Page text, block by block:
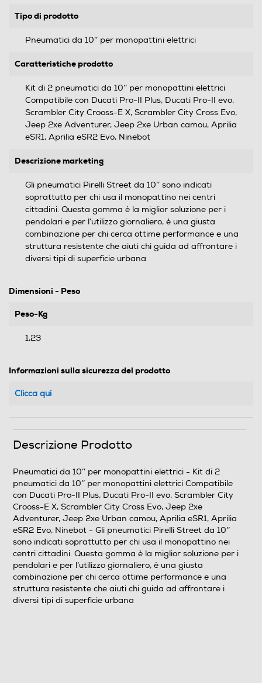
Tipo di prodotto
Pneumatici da 10’’ per monopattini elettrici
Caratteristiche prodotto
Kit di 2 pneumatici da 10’’ per monopattini elettrici
Compatibile con Ducati Pro-II Plus, Ducati Pro-II evo,
Scrambler City Crooss-E X, Scrambler City Cross Evo,
Jeep 2xe Adventurer, Jeep 2xe Urban camou, Aprilia
eSR1, Aprilia eSR2 Evo, Ninebot
Descrizione marketing
Gli pneumatici Pirelli Street da 10’’ sono indicati
soprattutto per chi usa il monopattino nei centri
cittadini. Questa gomma è la miglior soluzione per i
pendolari e per l’utilizzo giornaliero, è una giusta
combinazione per chi cerca ottime performance e una
struttura resistente che aiuti chi guida ad affrontare i
diversi tipi di superficie urbana
Dimensioni - Peso
Peso-Kg
1,23
Informazioni sulla sicurezza del prodotto
Clicca qui
Descrizione Prodotto
Pneumatici da 10’’ per monopattini elettrici - Kit di 2
pneumatici da 10’’ per monopattini elettrici Compatibile
con Ducati Pro-II Plus, Ducati Pro-II evo, Scrambler City
Crooss-E X, Scrambler City Cross Evo, Jeep 2xe
Adventurer, Jeep 2xe Urban camou, Aprilia eSR1, Aprilia
eSR2 Evo, Ninebot - Gli pneumatici Pirelli Street da 10’’
sono indicati soprattutto per chi usa il monopattino nei
centri cittadini. Questa gomma è la miglior soluzione per i
pendolari e per l’utilizzo giornaliero, è una giusta
combinazione per chi cerca ottime performance e una
struttura resistente che aiuti chi guida ad affrontare i
diversi tipi di superficie urbana